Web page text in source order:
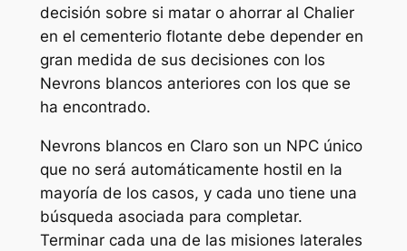
decisión sobre si matar o ahorrar al Chalier
en el cementerio flotante debe depender en
gran medida de sus decisiones con los
Nevrons blancos anteriores con los que se
ha encontrado.
Nevrons blancos en Claroson un NPC único
que no será automáticamente hostil en la
mayoría de los casos, y cada uno tiene una
búsqueda asociada para completar.
Terminar cada una de las misiones laterales